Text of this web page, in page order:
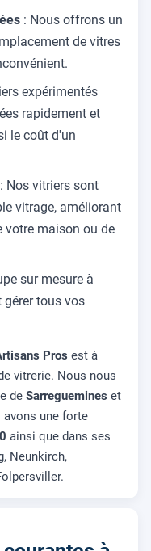
: Nous offrons un
de vitres
expérimentés
rapidement et
le coût d'un
: Nos vitriers sont
vitrage, améliorant
votre maison ou de
sur mesure à
tous vos
Pros est à
vitrerie. Nous nous
de Sarreguemines et
une forte
ainsi que dans ses
Neunkirch,